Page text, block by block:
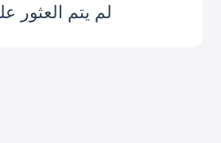
لم يتم العثور